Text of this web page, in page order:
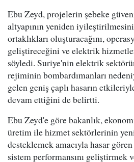
Ebu Zeyd, projelerin şebeke
altyapının yeniden iyileştirilmesini
ortaklıkları oluşturacağını,
geliştireceğini ve elektrik
söyledi. Suriye'nin elektrik
rejiminin bombardımanları
gelen geniş çaplı hasarın
devam ettiğini de belirtti.
Ebu Zeyd'e göre bakanlık,
üretim ile hizmet sektörlerinin
desteklemek amacıyla hasar
sistem performansını geliştirmek